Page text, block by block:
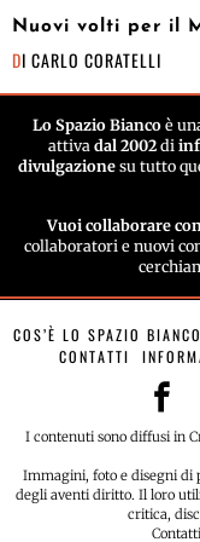
Nuovi volti per il
DI CARLO CORATELLI
Lo Spazio Biancoè
attiva dal 2002 di
divulgazione su tutto
Vuoi collaborare
collaboratori e nuovi
COS’È LO SPAZIO BIANCO
CONTATTI
I contenuti sono diffusi in
Immagini, foto e disegni di
degli aventi diritto. Il loro
critica,